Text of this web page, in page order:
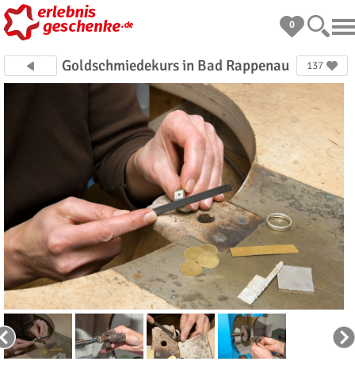
0
Goldschmiedekurs in Bad Rappenau 137